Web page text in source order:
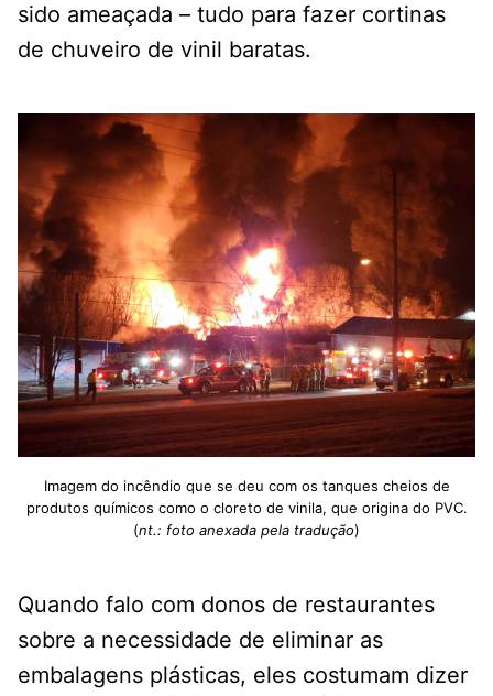
sido ameaçada – tudo para fazer cortinas
de chuveiro de vinil baratas.
Imagem do incêndio que se deu com os tanques cheios de
produtos químicos como o cloreto de vinila, que origina do PVC.
(nt.: foto anexada pela tradução)
Quando falo com donos de restaurantes
sobre a necessidade de eliminar as
embalagens plásticas, eles costumam dizer